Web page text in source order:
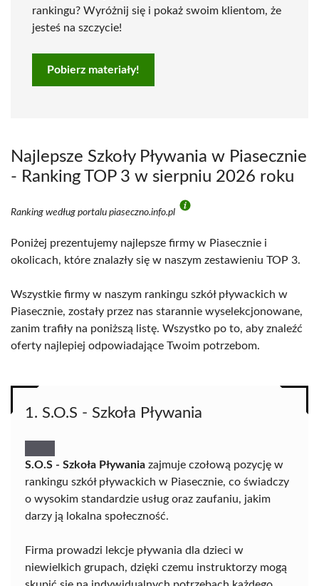
rankingu? Wyróżnij się i pokaż swoim klientom, że
jesteś na szczycie!
Pobierz materiały!
Najlepsze Szkoły Pływania w Piasecznie
- Ranking TOP 3 w sierpniu 2026 roku
Ranking według portalu piaseczno.info.pl
Poniżej prezentujemy najlepsze firmy w Piasecznie i
okolicach, które znalazły się w naszym zestawieniu TOP 3.
Wszystkie firmy w naszym rankingu szkół pływackich w
Piasecznie, zostały przez nas starannie wyselekcjonowane,
zanim trafiły na poniższą listę. Wszystko po to, aby znaleźć
oferty najlepiej odpowiadające Twoim potrzebom.
1. S.O.S - Szkoła Pływania
S.O.S - Szkoła Pływania zajmuje czołową pozycję w
rankingu szkół pływackich w Piasecznie, co świadczy
o wysokim standardzie usług oraz zaufaniu, jakim
darzy ją lokalna społeczność.
Firma prowadzi lekcje pływania dla dzieci w
niewielkich grupach, dzięki czemu instruktorzy mogą